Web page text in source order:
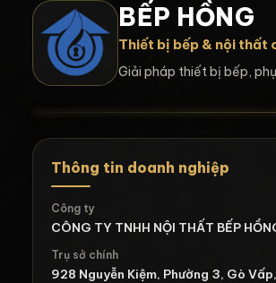
BẾP HỒNG
Thiết bị bếp & nội thất
Giải pháp thiết bị bếp,
Thông tin doanh nghiệp
Công ty
CÔNG TY TNHH NỘI THẤT BẾP
Trụ sở chính
928 Nguyễn Kiệm, Phường 3, Gò